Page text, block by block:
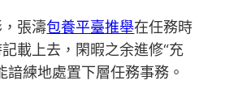
張濤包養平臺推舉在任務時
載上去，閑暇之余進修“充
諳練地處置下層任務事務。